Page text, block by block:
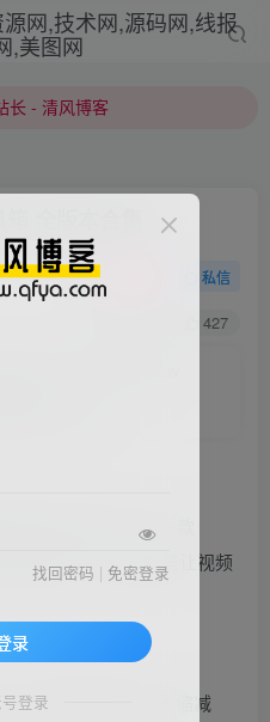
长 - 清风博客
人中心。
长 - 清风博客
全版本合集
私信
427
thank yourself now
现在拼命的自己
体文件的软件。是一款
形界面。它的目标是让视频
压缩后视频体积大大缩减
找回密码 | 免密登录
录
登录